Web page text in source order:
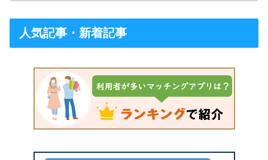
人気記事・新着記事